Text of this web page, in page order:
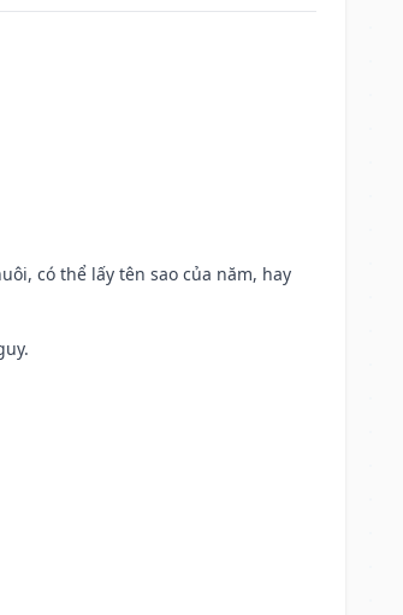
có thể lấy tên sao của năm, hay